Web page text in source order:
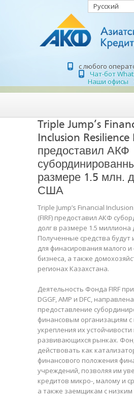
Русский
с любого
Чат-бот
Наши офисы
Triple Jump’s
Inclusion Resilience
предоставил АКФ
размере 1.5 млн.
США
Triple Jump’s Financial
(FIRF) предоставил АКФ
долг в размере 1.5
Полученные средства будут
для финасирования малого и
бизнеса, а также
регионах Казахстана.
Деятельность Фонда FIRF
DGGF, AMP и DFC,
предоставление
финансовым организациям
укрепления их устойчивости
развивающихся рынках.
действовать как
финансового положения
учреждений, позволяя им
кредитов микро-, малому и
а также заемщикам с